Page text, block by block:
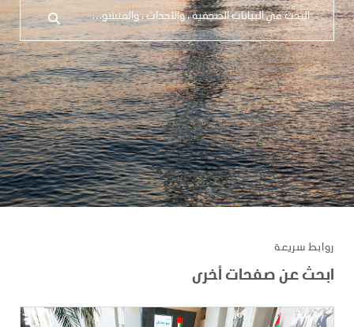
روابط سريعة
ابحث عن صفحات أخرى